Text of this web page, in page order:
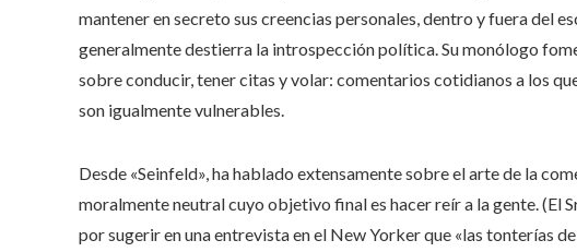
mantener en secreto sus creencias personales, dentro y fuera del
generalmente destierra la introspección política. Su monólogo
sobre conducir, tener citas y volar: comentarios cotidianos a los
son igualmente vulnerables.
Desde «Seinfeld», ha hablado extensamente sobre el arte de la
moralmente neutral cuyo objetivo final es hacer reír a la gente. (El
por sugerir en una entrevista en el New Yorker que «las tonterías